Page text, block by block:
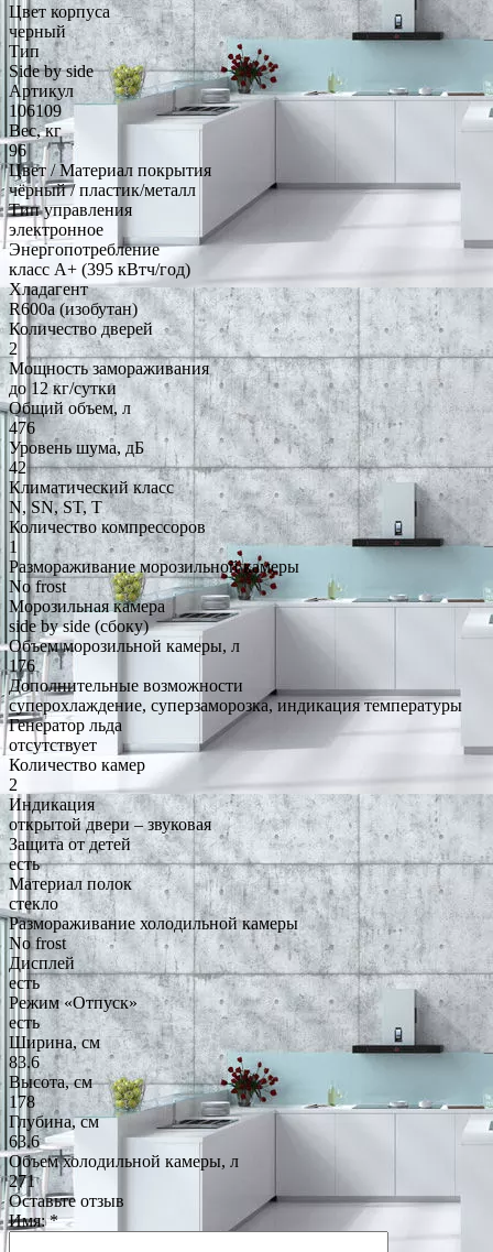
Цвет корпуса
черный
Тип
Side by side
Артикул
106109
Вес, кг
96
Цвет / Материал покрытия
чёрный / пластик/металл
Тип управления
электронное
Энергопотребление
класс A+ (395 кВтч/год)
Хладагент
R600a (изобутан)
Количество дверей
2
Мощность замораживания
до 12 кг/cутки
Общий объем, л
476
Уровень шума, дБ
42
Климатический класс
N, SN, ST, T
Количество компрессоров
1
Размораживание морозильной камеры
No frost
Морозильная камера
side by side (сбоку)
Объем морозильной камеры, л
176
Дополнительные возможности
суперохлаждение, суперзаморозка, индикация температуры
Генератор льда
отсутствует
Количество камер
2
Индикация
открытой двери – звуковая
Защита от детей
есть
Материал полок
стекло
Размораживание холодильной камеры
No frost
Дисплей
есть
Режим «Отпуск»
есть
Ширина, см
83.6
Высота, см
178
Глубина, см
63.6
Объем холодильной камеры, л
271
Оставьте отзыв
Имя:*